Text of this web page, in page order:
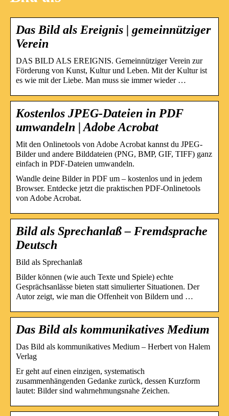
Das Bild als Ereignis | gemeinnütziger
Verein
DAS BILD ALS EREIGNIS. Gemeinnütziger Verein zur
Förderung von Kunst, Kultur und Leben. Mit der Kultur ist
es wie mit der Liebe. Man muss sie immer wieder …
Kostenlos JPEG-Dateien in PDF
umwandeln | Adobe Acrobat
Mit den Onlinetools von Adobe Acrobat kannst du JPEG-
Bilder und andere Bilddateien (PNG, BMP, GIF, TIFF) ganz
einfach in PDF-Dateien umwandeln.
Wandle deine Bilder in PDF um – kostenlos und in jedem
Browser. Entdecke jetzt die praktischen PDF-Onlinetools
von Adobe Acrobat.
Bild als Sprechanlaß – Fremdsprache
Deutsch
Bild als Sprechanlaß
Bilder können (wie auch Texte und Spiele) echte
Gesprächsanlässe bieten statt simulierter Situationen. Der
Autor zeigt, wie man die Offenheit von Bildern und …
Das Bild als kommunikatives Medium
Das Bild als kommunikatives Medium – Herbert von Halem
Verlag
Er geht auf einen einzigen, systematisch
zusammenhängenden Gedanke zurück, dessen Kurzform
lautet: Bilder sind wahrnehmungsnahe Zeichen.